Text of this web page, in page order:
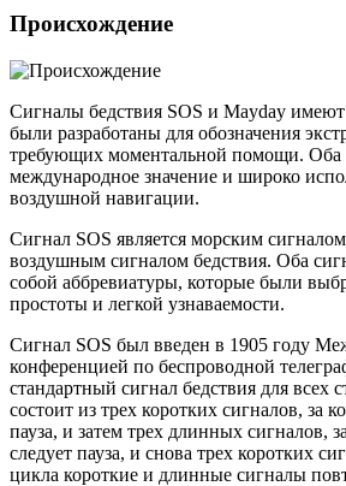
Происхождение
Сигналы бедствия SOS и Mayday
были разработаны для обозначения
требующих моментальной помощи. Оба
международное значение и широко
воздушной навигации.
Сигнал SOS является морским
воздушным сигналом бедствия. Оба
собой аббревиатуры, которые были
простоты и легкой узнаваемости.
Сигнал SOS был введен в 1905 году
конференцией по беспроводной
стандартный сигнал бедствия для всех
состоит из трех коротких сигналов, за
пауза, и затем трех длинных сигналов,
следует пауза, и снова трех коротких
цикла короткие и длинные сигналы